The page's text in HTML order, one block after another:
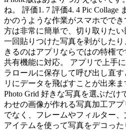
ね。 評価1. 7 評価4. 4 Pic Collage
かのうような作業がスマホでで
方は非常に簡単で、切り取りたい
一回貼りつけた写真を剥がした
きるのはアプリならではの特権
共有機能に対応。 アプリで上手
ラロールに保存して呼び出し直
リにデータを飛ばすことが出来ま
Photo Grid 好きな写真を選ぶだけ
わせの画像が作れる写真加工ア
でなく、フレームやフィルター
アイテムを使って写真をデコっ